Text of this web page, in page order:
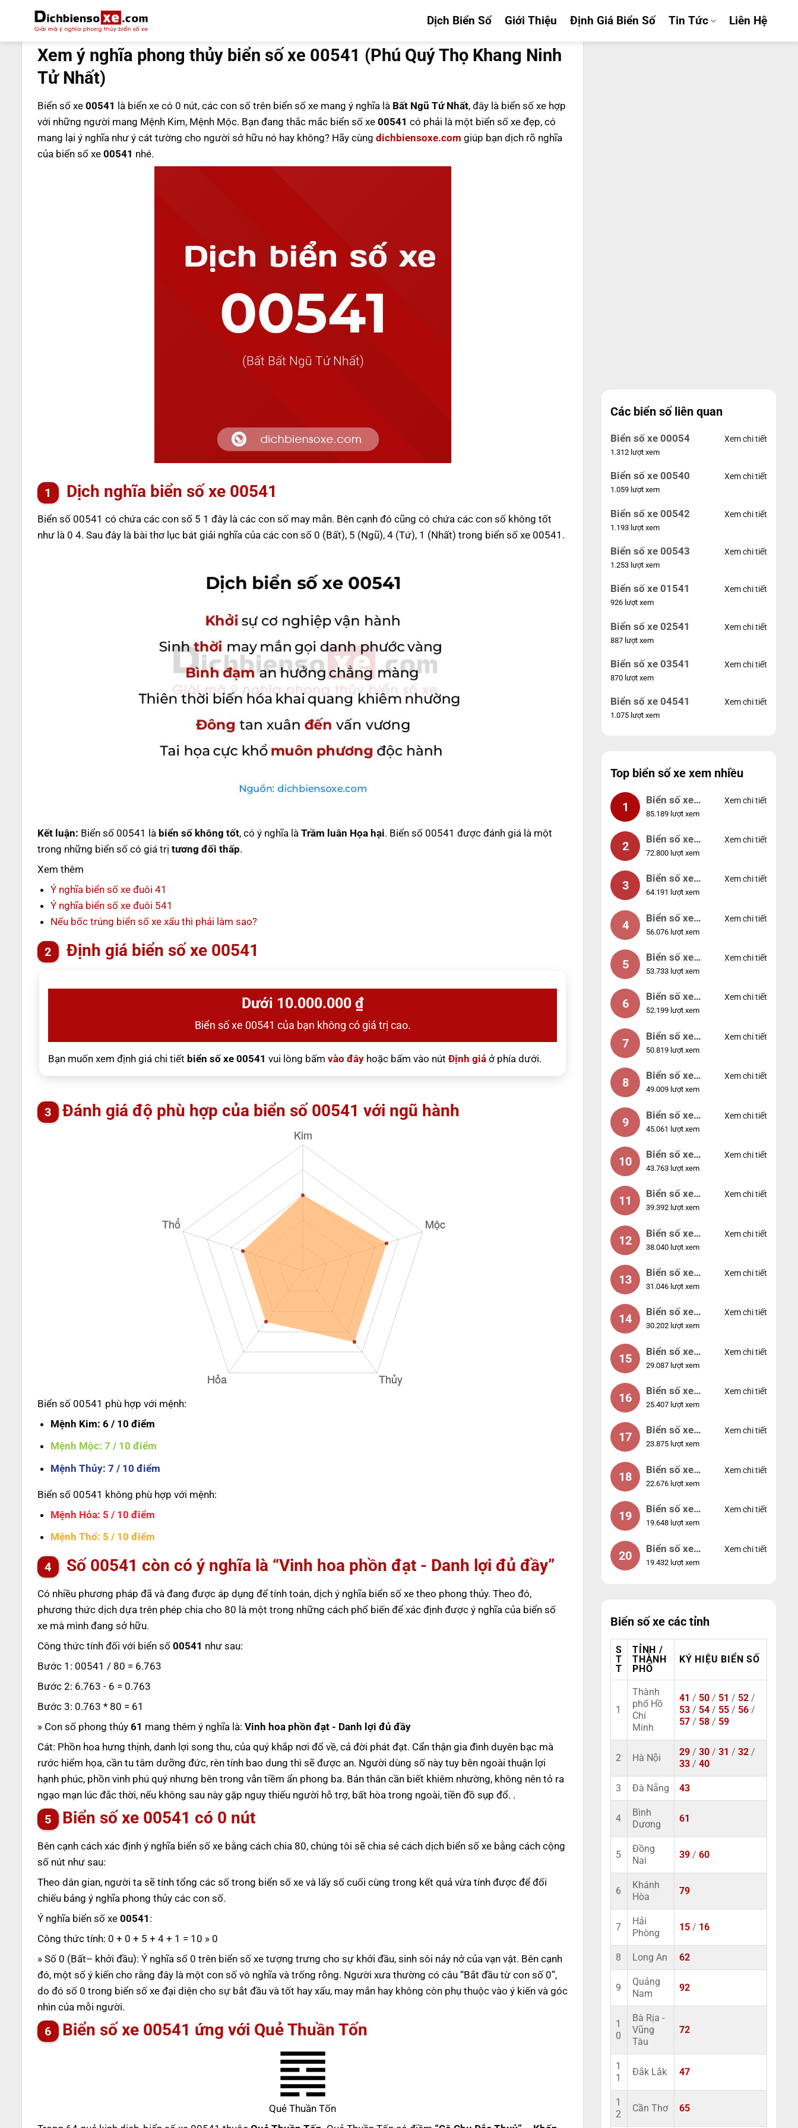
nội
Dịch Biển Số Giới Thiệu Định Giá Biển Số Tin Tức Liên Hệ
Xem ý nghĩa phong thủy biển số xe 00541 (Phú Quý Thọ Khang Ninh
Tử Nhất)
Biển số xe 00541 là biển xe có 0 nút, các con số trên biển số xe mang ý nghĩa là Bất Ngũ Tứ Nhất, đây là biển số xe hợp
với những người mang Mệnh Kim, Mệnh Mộc. Bạn đang thắc mắc biển số xe 00541 có phải là một biển số xe đẹp, có
mang lại ý nghĩa như ý cát tường cho người sở hữu nó hay không? Hãy cùng dichbiensoxe.com giúp bạn dịch rõ nghĩa
của biển số xe 00541 nhé.
Dịch nghĩa biển số xe 00541
Biển số 00541 có chứa các con số 5 1 đây là các con số may mắn. Bên cạnh đó cũng có chứa các con số không tốt
như là 0 4. Sau đây là bài thơ lục bát giải nghĩa của các con số 0 (Bất), 5 (Ngũ), 4 (Tứ), 1 (Nhất) trong biển số xe 00541.
Kết luận: Biển số 00541 là biển số không tốt, có ý nghĩa là Trầm luân Họa hại. Biển số 00541 được đánh giá là một
trong những biển số có giá trị tương đối thấp.
Xem thêm
Ý nghĩa biển số xe đuôi 41
Ý nghĩa biển số xe đuôi 541
Nếu bốc trúng biển số xe xấu thì phải làm sao?
Định giá biển số xe 00541
Dưới 10.000.000 ₫
Biển số xe 00541 của bạn không có giá trị cao.
Bạn muốn xem định giá chi tiết biển số xe 00541 vui lòng bấm vào đâyhoặc bấm vào nút Định giáở phía dưới.
Đánh giá độ phù hợp của biển số 00541 với ngũ hành
Biển số 00541 phù hợp với mệnh:
Mệnh Kim: 6 / 10 điểm
Mệnh Mộc: 7 / 10 điểm
Mệnh Thủy: 7 / 10 điểm
Biển số 00541 không phù hợp với mệnh:
Mệnh Hỏa: 5 / 10 điểm
Mệnh Thổ: 5 / 10 điểm
Số 00541 còn có ý nghĩa là “Vinh hoa phồn đạt - Danh lợi đủ đầy”
Có nhiều phương pháp đã và đang được áp dụng để tính toán, dịch ý nghĩa biển số xe theo phong thủy. Theo đó,
phương thức dịch dựa trên phép chia cho 80 là một trong những cách phổ biến để xác định được ý nghĩa của biển số
xe mà mình đang sở hữu.
Công thức tính đối với biển số 00541 như sau:
Bước 1: 00541 / 80 = 6.763
Bước 2: 6.763 - 6 = 0.763
Bước 3: 0.763 * 80 = 61
» Con số phong thủy 61 mang thêm ý nghĩa là: Vinh hoa phồn đạt - Danh lợi đủ đầy
Cát: Phồn hoa hưng thịnh, danh lợi song thu, của quý khắp nơi đổ về, cả đời phát đạt. Cẩn thận gia đình duyên bạc mà
rước hiểm họa, cần tu tâm dưỡng đức, rèn tính bao dung thì sẽ được an. Người dùng số này tuy bên ngoài thuận lợi
hạnh phúc, phồn vinh phú quý nhưng bên trong vẫn tiềm ẩn phong ba. Bản thân cần biết khiêm nhường, không nên tỏ ra
ngạo mạn lúc đắc thời, nếu không sau này gặp nguy thiếu người hỗ trợ, bất hòa trong ngoài, tiền đồ sụp đổ. .
Biển số xe 00541 có 0 nút
Bên cạnh cách xác định ý nghĩa biển số xe bằng cách chia 80, chúng tôi sẽ chia sẻ cách dịch biển số xe bằng cách cộng
số nút như sau:
Theo dân gian, người ta sẽ tính tổng các số trong biển số xe và lấy số cuối cùng trong kết quả vừa tính được để đối
chiếu bảng ý nghĩa phong thủy các con số.
Ý nghĩa biển số xe 00541 :
Công thức tính: 0 + 0 + 5 + 4 + 1 = 10 » 0
» Số 0 (Bất– khởi đầu): Ý nghĩa số 0 trên biển số xe tượng trưng cho sự khởi đầu, sinh sôi nảy nở của vạn vật. Bên cạnh
đó, một số ý kiến cho rằng đây là một con số vô nghĩa và trống rỗng. Người xưa thường có câu “Bắt đầu từ con số 0”,
do đó số 0 trong biển số xe đại diện cho sự bắt đầu và tốt hay xấu, may mắn hay không còn phụ thuộc vào ý kiến và góc
nhìn của mỗi người.
Biển số xe 00541 ứng với Quẻ Thuần Tốn
Quẻ Thuần Tốn
Các biển số liên quan
Biển số xe 00054
1.312 lượt xem
Xem chi tiết
Biển số xe 00540
1.059 lượt xem
Xem chi tiết
Biển số xe 00542
1.193 lượt xem
Xem chi tiết
Biển số xe 00543
1.253 lượt xem
Xem chi tiết
Biển số xe 01541
926 lượt xem
Xem chi tiết
Biển số xe 02541
887 lượt xem
Xem chi tiết
Biển số xe 03541
870 lượt xem
Xem chi tiết
Biển số xe 04541
1.075 lượt xem
Xem chi tiết
Top biển số xe xem nhiều
1
Biển số xe
99999
85.189 lượt xem
Xem chi tiết
2
Biển số xe
04953
72.800 lượt xem
Xem chi tiết
3
Biển số xe
88888
64.191 lượt xem
Xem chi tiết
4
Biển số xe
12345
56.076 lượt xem
Xem chi tiết
5
Biển số xe
66666
53.733 lượt xem
Xem chi tiết
6
Biển số xe
11111
52.199 lượt xem
Xem chi tiết
7
Biển số xe
44444
50.819 lượt xem
Xem chi tiết
8
Biển số xe
77777
49.009 lượt xem
Xem chi tiết
9
Biển số xe
55555
45.061 lượt xem
Xem chi tiết
10
Biển số xe
56789
43.763 lượt xem
Xem chi tiết
11
Biển số xe
01234
39.392 lượt xem
Xem chi tiết
12
Biển số xe
33333
38.040 lượt xem
Xem chi tiết
13
Biển số xe
22222
31.046 lượt xem
Xem chi tiết
14
Biển số xe
14953
30.202 lượt xem
Xem chi tiết
15
Biển số xe
24953
29.087 lượt xem
Xem chi tiết
16
Biển số xe
49053
25.407 lượt xem
Xem chi tiết
17
Biển số xe
44953
23.875 lượt xem
Xem chi tiết
18
Biển số xe
74953
22.676 lượt xem
Xem chi tiết
19
Biển số xe
99998
19.648 lượt xem
Xem chi tiết
20
Biển số xe
25525
19.432 lượt xem
Xem chi tiết
Biển số xe các tỉnh
S
T
T
TỈNH /
THÀNH
PHỐ
KÝ HIỆU BIỂN SỐ
1
Thành
phố Hồ
Chí
Minh
41 / 50 / 51 / 52 /
53 / 54 / 55 / 56 /
57 / 58 / 59
2 Hà Nội
29 / 30 / 31 / 32 /
33 / 40
3 Đà Nẵng 43
4
Bình
Dương
61
5
Đồng
Nai
39 / 60
6
Khánh
Hòa
79
7
Hải
Phòng
15 / 16
8 Long An 62
9
Quảng
Nam
92
1
0
Bà Rịa -
Vũng
Tàu
72
1
1
Đắk Lắk 47
1
2
Cần Thơ 65